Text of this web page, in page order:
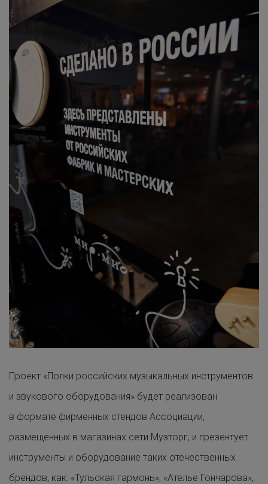
Проект «Полки российских музыкальных инструментов
и звукового оборудования» будет реализован
в формате фирменных стендов Ассоциации,
размещенных в магазинах сети Музторг, и презентует
инструменты и оборудование таких отечественных
брендов, как: «Тульская гармонь», «Ателье Гончарова»,